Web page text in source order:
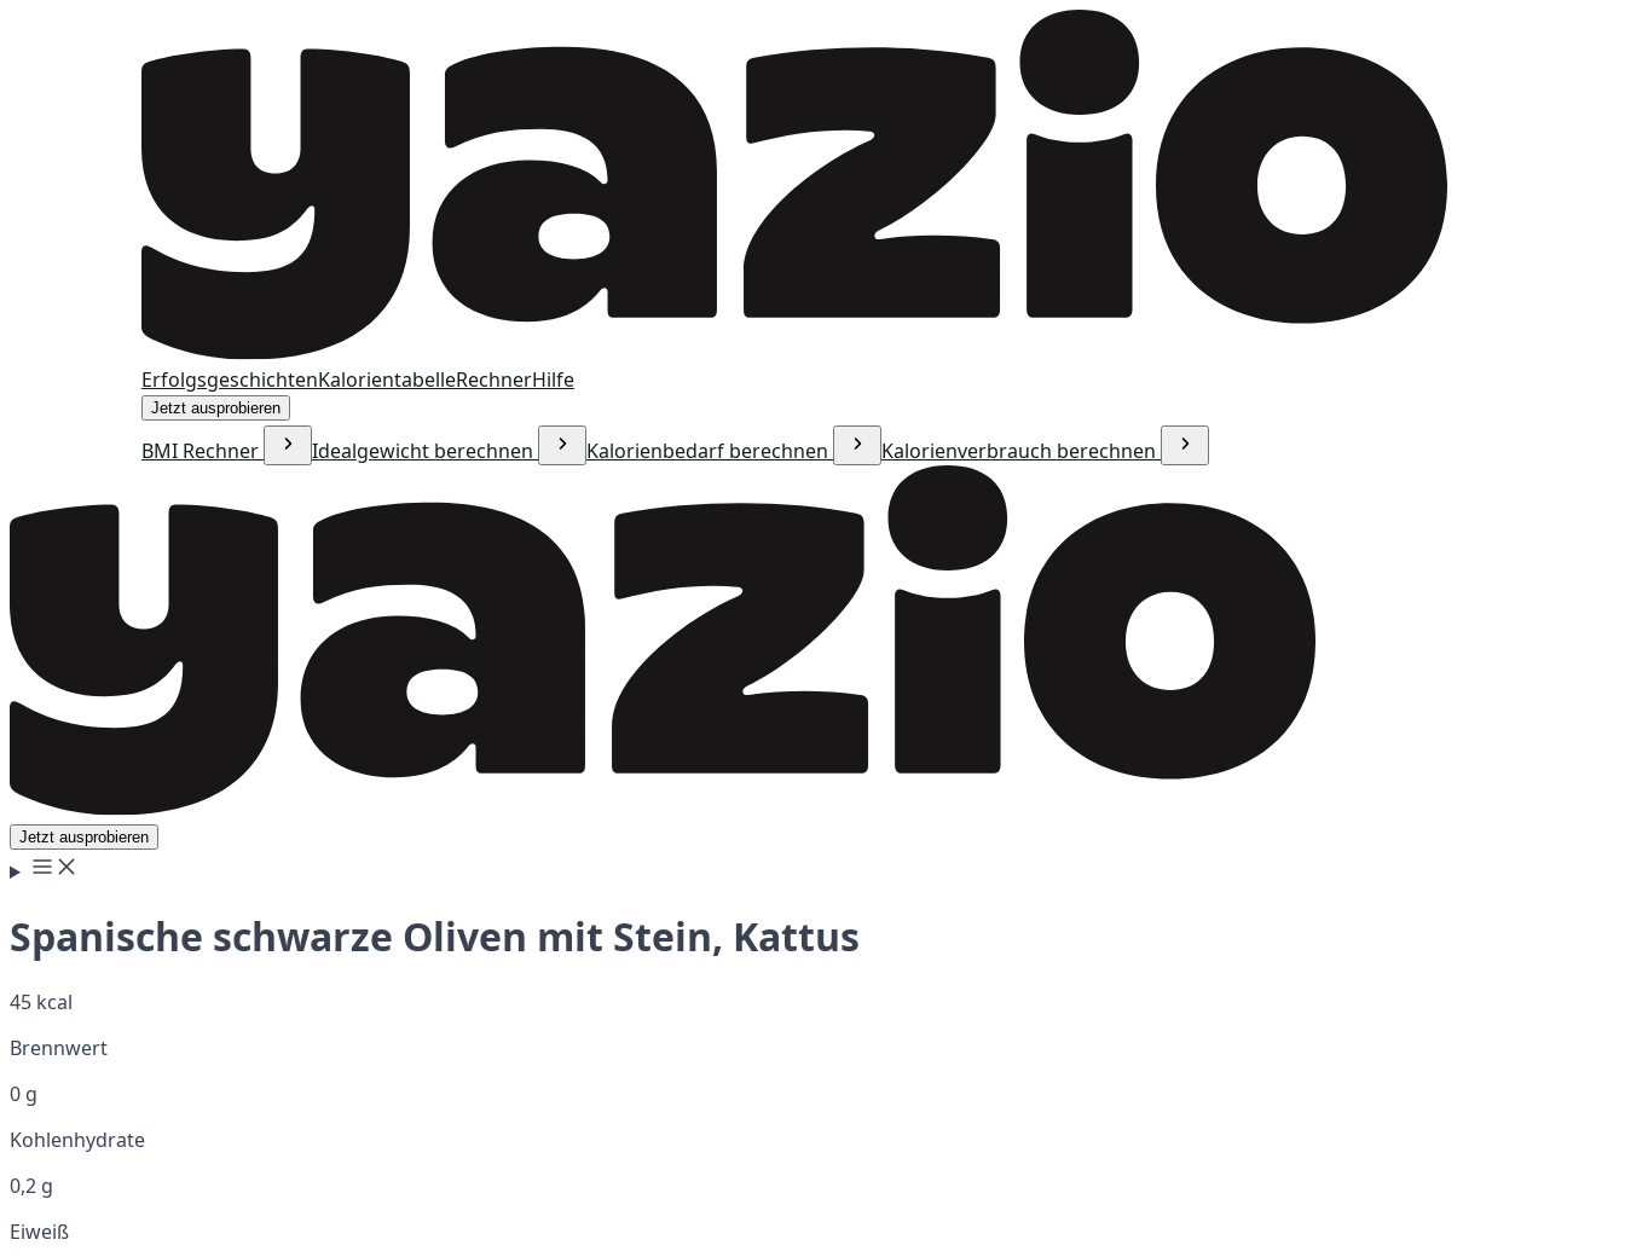
ErfolgsgeschichtenKalorientabelleRechnerHilfe
Jetzt ausprobieren
BMI Rechner Idealgewicht berechnen Kalorienbedarf berechnen Kalorienverbrauch berechnen
Jetzt ausprobieren
Spanische schwarze Oliven mit Stein, Kattus
45 kcal
Brennwert
0 g
Kohlenhydrate
0,2 g
Eiweiß